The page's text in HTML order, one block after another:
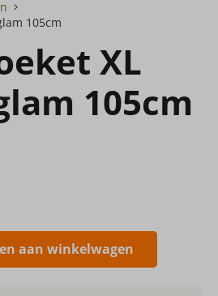
105cm
XL
105cm
aan winkelwagen